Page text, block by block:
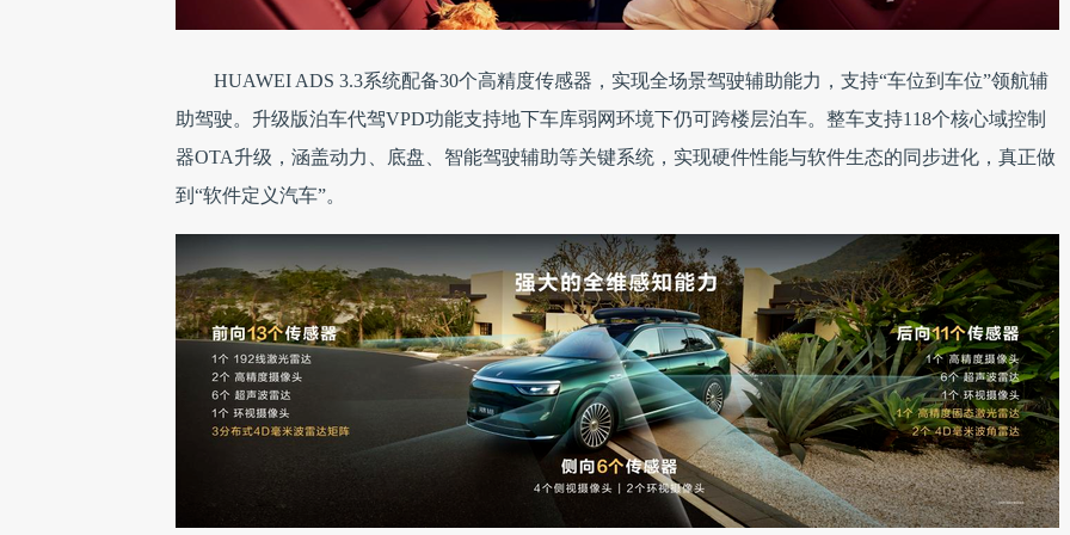
HUAWEI ADS 3.3系统配备30个高精度传感器，实现全场景驾驶辅助能力，支持“车位到车位”领航辅
助驾驶。升级版泊车代驾VPD功能支持地下车库弱网环境下仍可跨楼层泊车。整车支持118个核心域控制
器OTA升级，涵盖动力、底盘、智能驾驶辅助等关键系统，实现硬件性能与软件生态的同步进化，真正做
到“软件定义汽车”。